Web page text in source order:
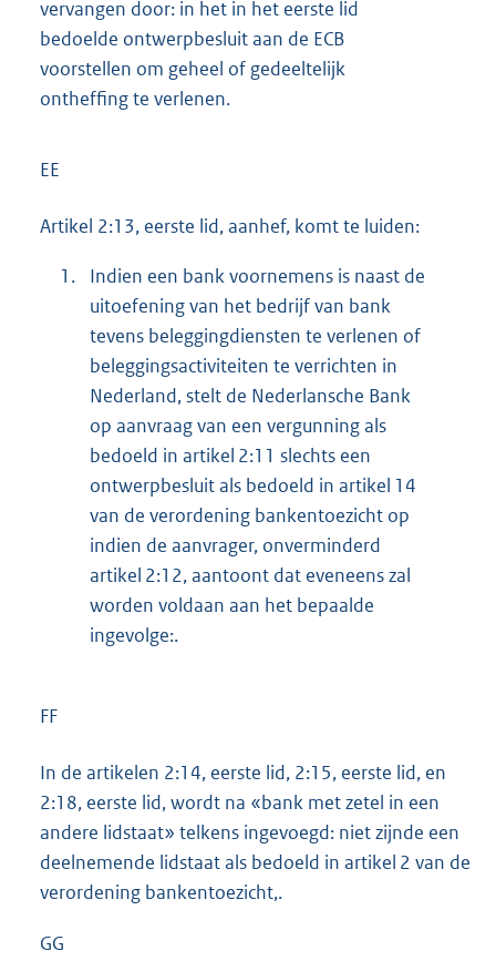
vervangen door: in het in het eerste lid
bedoelde ontwerpbesluit aan de ECB
voorstellen om geheel of gedeeltelijk
ontheffing te verlenen.
EE
Artikel 2:13, eerste lid, aanhef, komt te luiden:
1.
Indien een bank voornemens is naast de
uitoefening van het bedrijf van bank
tevens beleggingdiensten te verlenen of
beleggingsactiviteiten te verrichten in
Nederland, stelt de Nederlansche Bank
op aanvraag van een vergunning als
bedoeld in artikel 2:11 slechts een
ontwerpbesluit als bedoeld in artikel 14
van de verordening bankentoezicht op
indien de aanvrager, onverminderd
artikel 2:12, aantoont dat eveneens zal
worden voldaan aan het bepaalde
ingevolge:.
FF
In de artikelen 2:14, eerste lid, 2:15, eerste lid, en
2:18, eerste lid, wordt na «bank met zetel in een
andere lidstaat» telkens ingevoegd: niet zijnde een
deelnemende lidstaat als bedoeld in artikel 2 van de
verordening bankentoezicht,.
GG